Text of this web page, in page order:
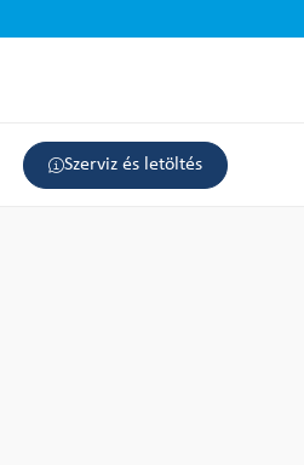
Szerviz és letöltés